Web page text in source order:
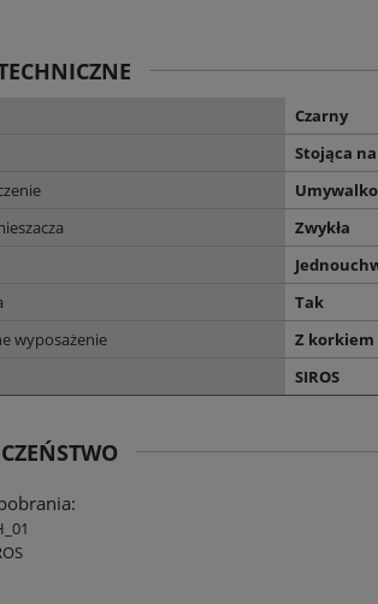
Czarny
Stojąca
Zwykła
Tak
wyposażenie
Z
SIROS